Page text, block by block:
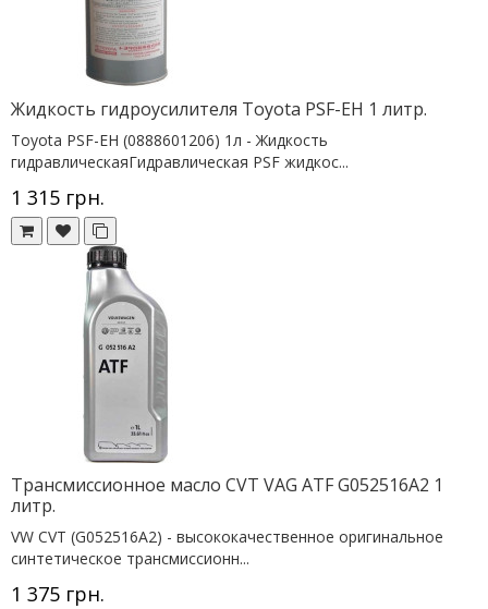
Жидкость гидроусилителя Toyota PSF-EH 1 литр.
Toyota PSF-EH (0888601206) 1л - Жидкость
гидравлическаяГидравлическая PSF жидкос...
1 315 грн.
Трансмиссионное масло CVT VAG ATF G052516A2 1
литр.
VW CVT (G052516A2) - высококачественное оригинальное
синтетическое трансмиссионн...
1 375 грн.